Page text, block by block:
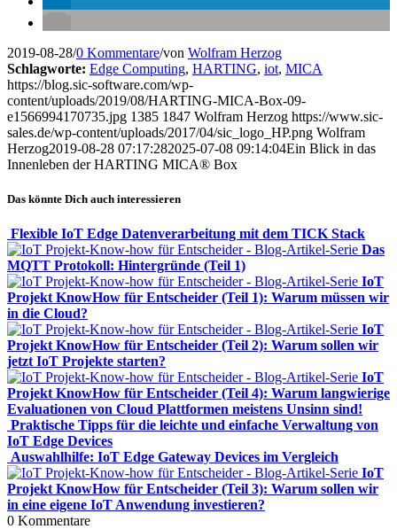
2019-08-28/0 Kommentare/von Wolfram Herzog
Schlagworte: Edge Computing, HARTING, iot, MICA
https://blog.sic-software.com/wp-
content/uploads/2019/08/HARTING-MICA-Box-09-
e1566994170735.jpg 1385 1847 Wolfram Herzog https://www.sic-
sales.de/wp-content/uploads/2017/04/sic_logo_HP.png Wolfram
Herzog2019-08-28 07:17:282025-07-08 09:14:04Ein Blick in das
Innenleben der HARTING MICA® Box
Das könnte Dich auch interessieren
Flexible IoT Edge Datenverarbeitung mit dem TICK Stack
Das
MQTT Protokoll: Hintergründe (Teil 1)
IoT
Projekt KnowHow für Entscheider (Teil 1): Warum müssen wir
in die Cloud?
IoT
Projekt KnowHow für Entscheider (Teil 2): Warum sollen wir
jetzt IoT Projekte starten?
IoT
Projekt KnowHow für Entscheider (Teil 4): Warum langwierige
Evaluationen von Cloud Plattformen meistens Unsinn sind!
Praktische Tipps für die leichte und einfache Verwaltung von
IoT Edge Devices
Auswahlhilfe: IoT Edge Gateway Devices im Vergleich
IoT
Projekt KnowHow für Entscheider (Teil 3): Warum sollen wir
in eine eigene IoT Anwendung investieren?
0 Kommentare